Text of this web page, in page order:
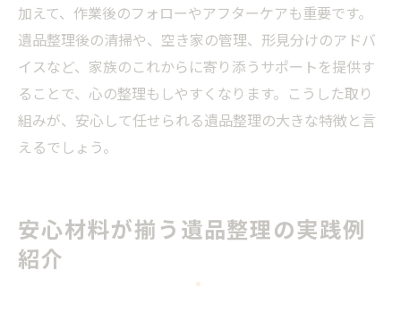
加えて、作業後のフォローやアフターケアも重要です。
遺品整理後の清掃や、空き家の管理、形見分けのアドバ
イスなど、家族のこれからに寄り添うサポートを提供す
ることで、心の整理もしやすくなります。こうした取り
組みが、安心して任せられる遺品整理の大きな特徴と言
えるでしょう。
安心材料が揃う遺品整理の実践例
紹介